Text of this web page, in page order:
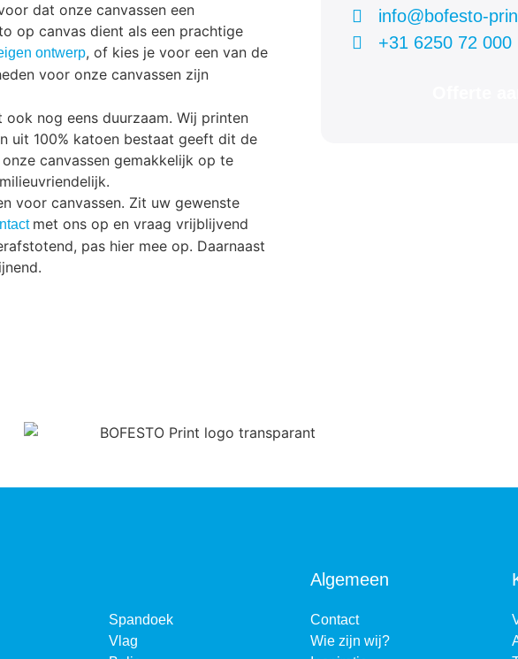
dat onze canvassen een
op canvas dient als een prachtige
ontwerp, of kies je voor een van de
voor onze canvassen zijn
nog eens duurzaam. Wij printen
uit 100% katoen bestaat geeft dit de
canvassen gemakkelijk op te
voor canvassen. Zit uw gewenste
met ons op en vraag vrijblijvend
pas hier mee op. Daarnaast
info@bofesto-
+31 6250 72 000
Spandoek
Vlag
Algemeen
Contact
Wie zijn wij?